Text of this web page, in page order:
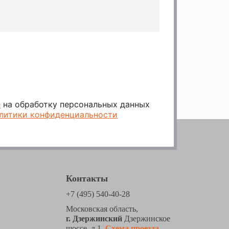
на обработку персональных данных
конфиденциальности
Контакты
+7 (495) 540-40-28
Московская область,
г. ДзержинскийДзержинское